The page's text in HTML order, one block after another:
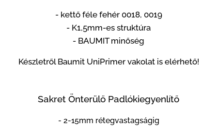
- kettő féle fehér 0018, 0019
- K1,5mm-es struktúra
- BAUMIT minőség
Készletről Baumit UniPrimer vakolat is elérhető!
Sakret Önterülő Padlókiegyenlítő
- 2-15mm rétegvastagságig